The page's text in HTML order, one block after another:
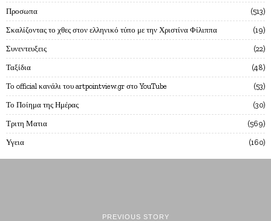
Προσωπα 513
Σκαλίζοντας το χθες στον ελληνικό τύπο με την Χριστίνα Φίλιππα 19
Συνεντευξεις 22
Ταξίδια 48
Το official κανάλι του artpointview.gr στο YouTube 53
Το Ποίημα της Ημέρας 30
Τριτη Ματια 569
Υγεια 160
PREVIOUS STORY